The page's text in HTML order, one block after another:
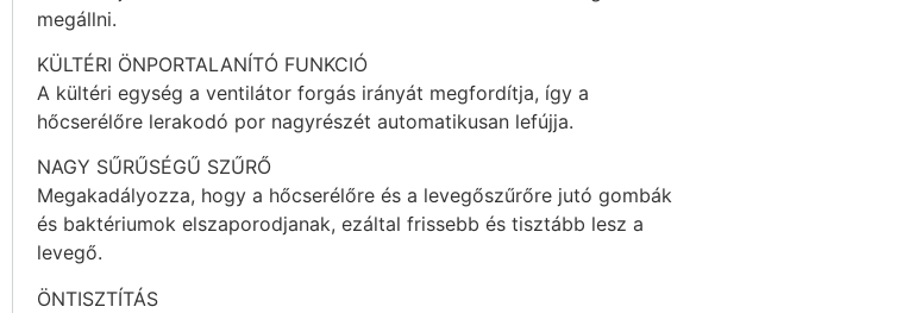
megállni.
KÜLTÉRI ÖNPORTALANÍTÓ FUNKCIÓ
A kültéri egység a ventilátor forgás irányát megfordítja, így a
hőcserélőre lerakodó por nagyrészét automatikusan lefújja.
NAGY SŰRŰSÉGŰ SZŰRŐ
Megakadályozza, hogy a hőcserélőre és a levegőszűrőre jutó gombák
és baktériumok elszaporodjanak, ezáltal frissebb és tisztább lesz a
levegő.
ÖNTISZTÍTÁS